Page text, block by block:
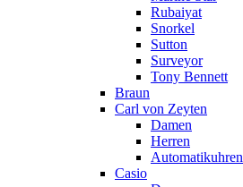
Rubaiyat
Snorkel
Sutton
Surveyor
Tony Bennett
Braun
Carl von Zeyten
Damen
Herren
Automatikuhren
Casio